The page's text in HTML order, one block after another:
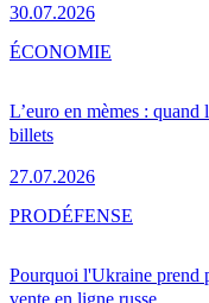
30.07.2026
L’euro en mèmes :
billets
27.07.2026
ÉCONOMIE
Pourquoi l'Ukraine prend
vente en ligne russe
PRODÉFENSE